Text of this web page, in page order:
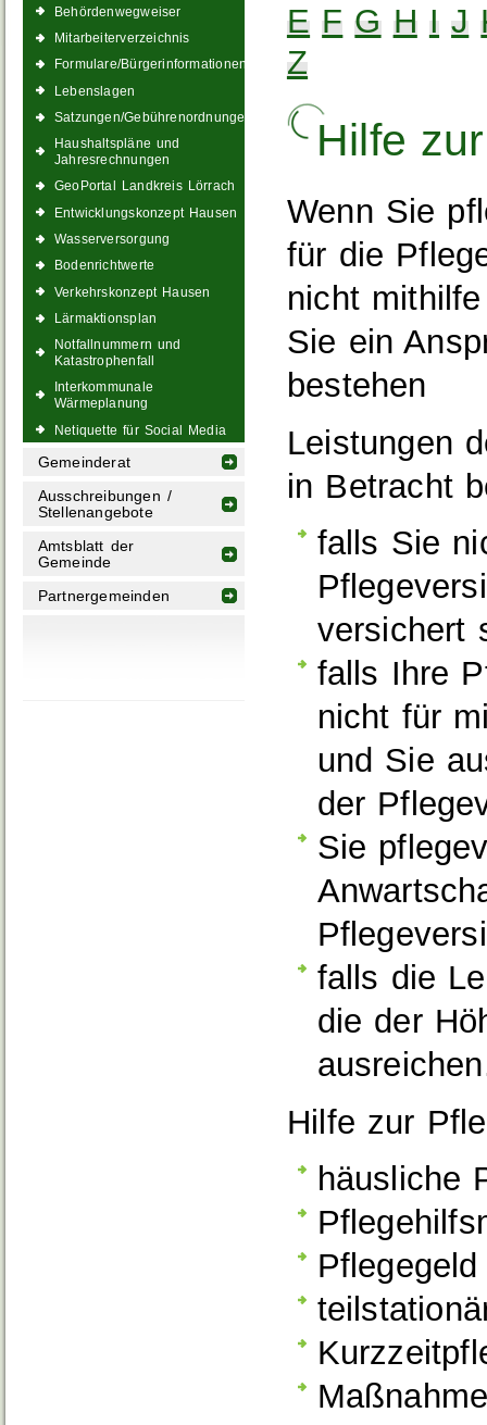
Behördenwegweiser
Mitarbeiterverzeichnis
Formulare/Bürgerinformationen
Lebenslagen
Satzungen/Gebührenordnungen
Haushaltspläne und
Jahresrechnungen
GeoPortal Landkreis Lörrach
Entwicklungskonzept Hausen
Wasserversorgung
Bodenrichtwerte
Verkehrskonzept Hausen
Lärmaktionsplan
Notfallnummern und
Katastrophenfall
Interkommunale
Wärmeplanung
Netiquette für Social Media
Gemeinderat
Ausschreibungen /
Stellenangebote
Amtsblatt der
Gemeinde
Partnergemeinden
E F G H I J
Z
Hilfe
Wenn Sie
für die
nicht
Sie ein
bestehen
Leistungen
in Betracht
falls Sie
versichert
falls Ihre
nicht für
und Sie
der
Sie
falls die
die der
Hilfe zur
häusliche
Pflegegeld